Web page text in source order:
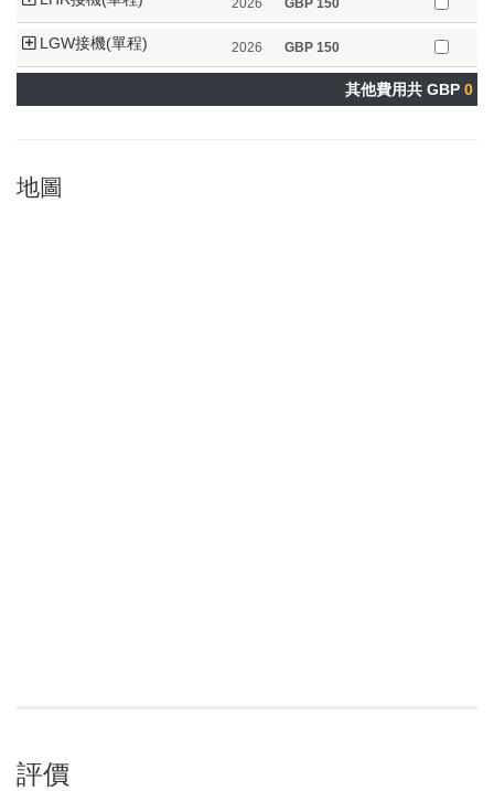
2026 GBP 150
LGW接機(單程) 2026 GBP 150
其他費用共 GBP 0
地圖
評價